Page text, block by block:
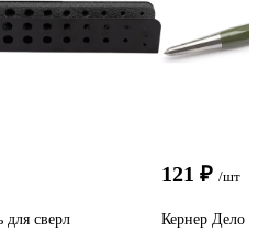
для сверл
121 ₽ /шт
Кернер Дело